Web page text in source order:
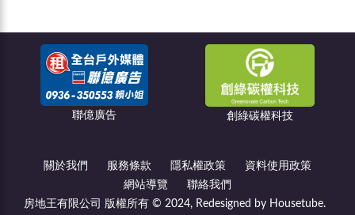
聯億廣告 創綠碳權科技
關於我們 服務條款 隱私權政策
資料使用政策
網站導覽
聯絡我們
房地王有限公司 版權所有 © 2024, Redesigned by Housetube.